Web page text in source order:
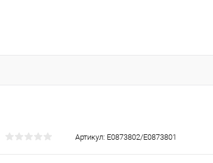
Артикул: E0873802/Е0873801